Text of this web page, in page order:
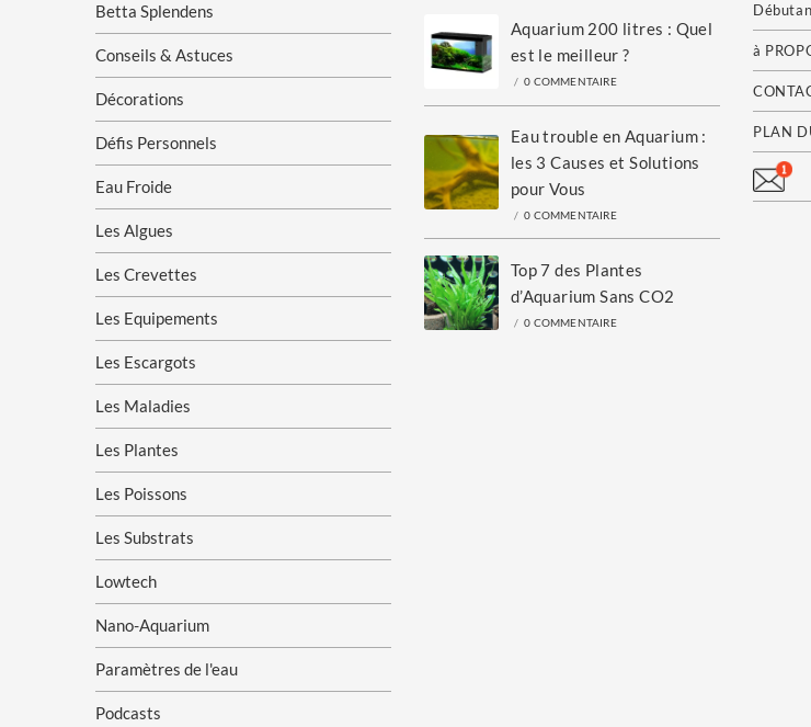
Betta Splendens
Conseils & Astuces
Décorations
Défis Personnels
Eau Froide
Les Algues
Les Crevettes
Les Equipements
Les Escargots
Les Maladies
Les Plantes
Les Poissons
Les Substrats
Lowtech
Nano-Aquarium
Paramètres de l'eau
Podcasts
Aquarium 200 litres : Quel
est le meilleur ?
/ 0 COMMENTAIRE
Eau trouble en Aquarium :
les 3 Causes et Solutions
pour Vous
/ 0 COMMENTAIRE
Top 7 des Plantes
d’Aquarium Sans CO2
/ 0 COMMENTAIRE
à
PLAN